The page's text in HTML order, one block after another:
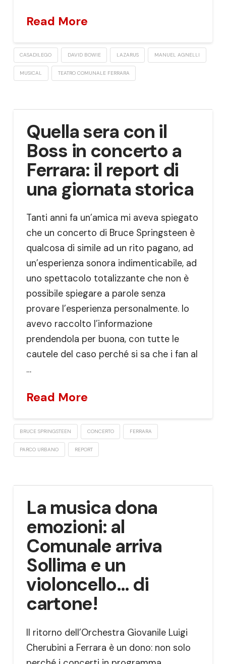
Read More
CASADILEGO DAVID BOWIE LAZARUS MANUEL AGNELLI
MUSICAL TEATRO COMUNALE FERRARA
Quella sera con il
Boss in concerto a
Ferrara: il report di
una giornata storica
Tanti anni fa un’amica mi aveva spiegato
che un concerto di Bruce Springsteen è
qualcosa di simile ad un rito pagano, ad
un’esperienza sonora indimenticabile, ad
uno spettacolo totalizzante che non è
possibile spiegare a parole senza
provare l’esperienza personalmente. Io
avevo raccolto l’informazione
prendendola per buona, con tutte le
cautele del caso perché si sa che i fan al
…
Read More
BRUCE SPRINGSTEEN CONCERTO FERRARA
PARCO URBANO REPORT
La musica dona
emozioni: al
Comunale arriva
Sollima e un
violoncello… di
cartone!
Il ritorno dell’Orchestra Giovanile Luigi
Cherubini a Ferrara è un dono: non solo